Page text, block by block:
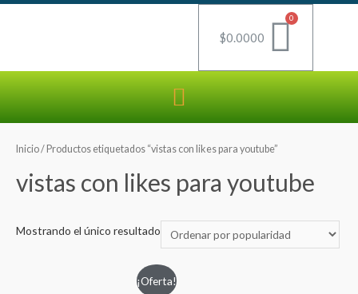
$0.0000
Inicio/ Productos etiquetados “vistas con likes para youtube”
vistas con likes para youtube
Mostrando el único resultado
¡Oferta!